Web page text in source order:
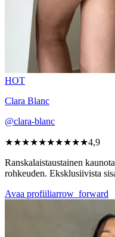
HOT
Clara Blanc
@clara-blanc
★★★★★★★★★★4,9
Ranskalaistaustainen
rohkeuden. Eksklusiivista
Avaa profiiliarrow_forward